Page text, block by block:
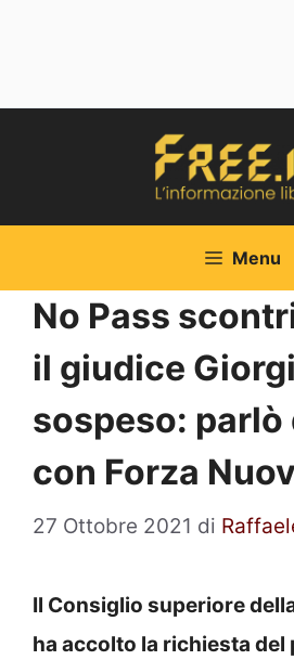
Menu
No Pass
il giudice
sospeso: parlò
con Forza
27 Ottobre 2021 di
Il Consiglio superiore
ha accolto la richiesta